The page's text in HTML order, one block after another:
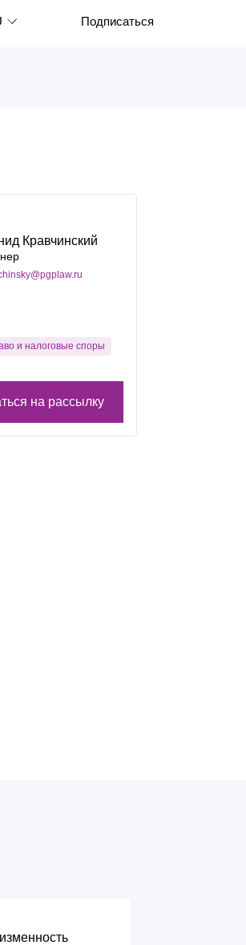
Закрыть
Français
日本語
Подписаться
Кравчинский
и налоговые споры
на рассылку